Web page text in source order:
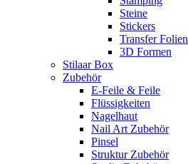
Steine
Stickers
Transfer Folien
3D Formen
Stilaar Box
Zubehör
E-Feile & Feile
Flüssigkeiten
Nagelhaut
Nail Art Zubehör
Pinsel
Struktur Zubehör